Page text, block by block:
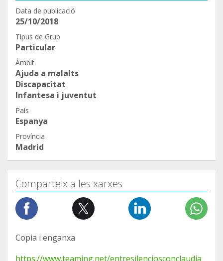
Data de publicació
25/10/2018
Tipus de Grup
Particular
Àmbit
Ajuda a malalts
Discapacitat
Infantesa i juventut
País
Espanya
Província
Madrid
Comparteix a les xarxes
Copia i enganxa
https://www.teaming.net/entresilenciosconclaudia